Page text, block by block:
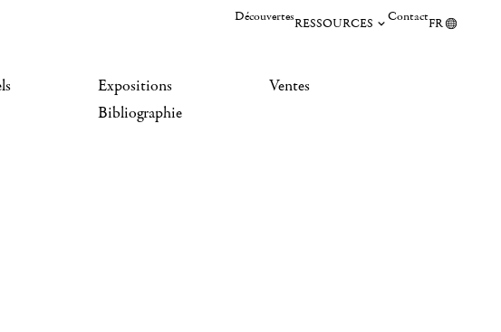
DécouvertesRESSOURCES ContactFR
Expositions
Bibliographie
Ventes